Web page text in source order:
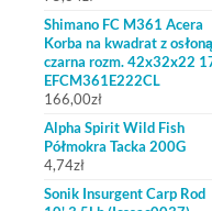
Shimano FC M361 Acera
Korba na kwadrat z osłoną
czarna rozm. 42x32x22
EFCM361E222CL
166,00zł
Alpha Spirit Wild Fish
Półmokra Tacka 200G
4,74zł
Sonik Insurgent Carp Rod